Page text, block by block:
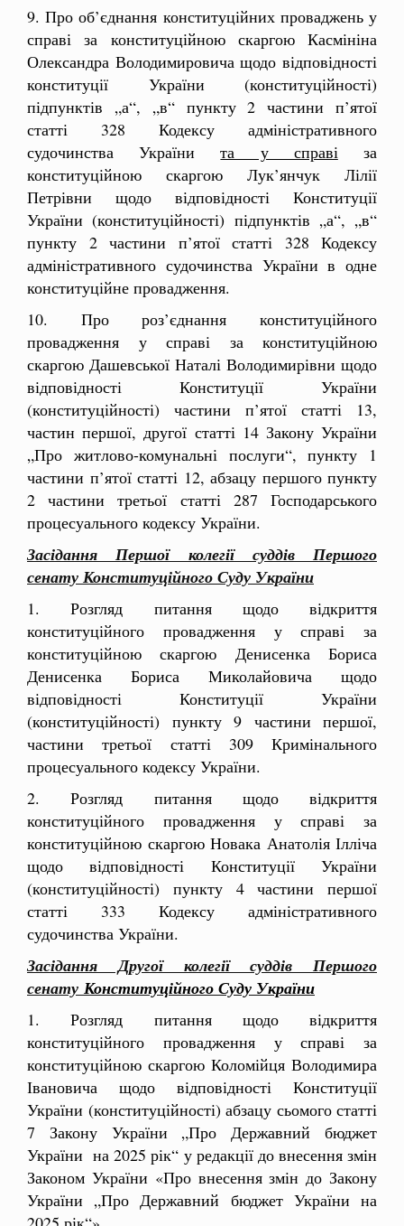
9. Про об’єднання конституційних проваджень у
справі за конституційною скаргою Касмініна
Олександра Володимировича щодо відповідності
конституції України (конституційності)
підпунктів „а“, „в“ пункту 2 частини п’ятої
статті 328 Кодексу адміністративного
судочинства Українита у справі за
конституційною скаргою Лук’янчук Лілії
Петрівни щодо відповідності Конституції
України (конституційності) підпунктів „а“, „в“
пункту 2 частини п’ятої статті 328 Кодексу
адміністративного судочинства України в одне
конституційне провадження.
10. Про роз’єднання конституційного
провадження у справі за конституційною
скаргою Дашевської Наталі Володимирівни щодо
відповідності Конституції України
(конституційності) частини п’ятої статті 13,
частин першої, другої статті 14 Закону України
„Про житлово-комунальні послуги“, пункту 1
частини п’ятої статті 12, абзацу першого пункту
2 частини третьої статті 287 Господарського
процесуального кодексу України.
Засідання Першої колегії суддів Першого
сенату Конституційного Суду України
1. Розгляд питання щодо відкриття
конституційного провадження у справі за
конституційною скаргою Денисенка Бориса
Денисенка Бориса Миколайовича щодо
відповідності Конституції України
(конституційності) пункту 9 частини першої,
частини третьої статті 309 Кримінального
процесуального кодексу України.
2. Розгляд питання щодо відкриття
конституційного провадження у справі за
конституційною скаргою Новака Анатолія Ілліча
щодо відповідності Конституції України
(конституційності) пункту 4 частини першої
статті 333 Кодексу адміністративного
судочинства України.
Засідання Другої колегії суддів Першого
сенату Конституційного Суду України
1. Розгляд питання щодо відкриття
конституційного провадження у справі за
конституційною скаргою Коломійця Володимира
Івановича щодо відповідності Конституції
України (конституційності) абзацу сьомого статті
7 Закону України „Про Державний бюджет
України на 2025 рік“ у редакції до внесення змін
Законом України «Про внесення змін до Закону
України „Про Державний бюджет України на